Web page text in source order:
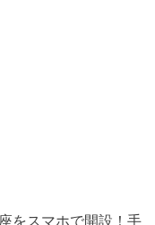
をスマホで開設！手